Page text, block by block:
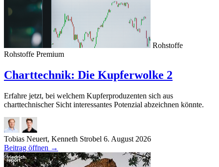
Rohstoffe
Rohstoffe Premium
Charttechnik: Die Kupferwolke 2
Erfahre jetzt, bei welchem Kupferproduzenten sich aus
charttechnischer Sicht interessantes Potenzial abzeichnen könnte.
Tobias Neuert, Kenneth Strobel 6. August 2026
Beitrag öffnen →